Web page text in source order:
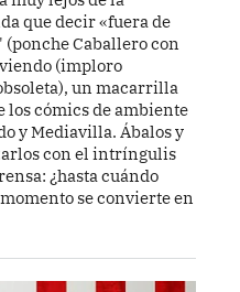
que decir «fuera de
Caballero con
(imploro
un macarrilla
los cómics de ambiente
y Mediavilla. Ábalos y
con el intríngulis
¿hasta cuándo
se convierte en